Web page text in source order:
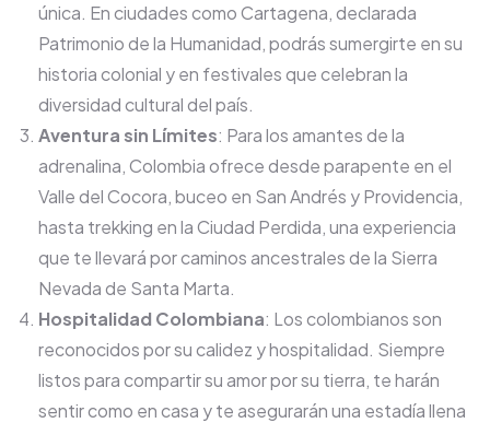
única. En ciudades como Cartagena, declarada
Patrimonio de la Humanidad, podrás sumergirte en su
historia colonial y en festivales que celebran la
diversidad cultural del país.
Aventura sin Límites: Para los amantes de la
adrenalina, Colombia ofrece desde parapente en el
Valle del Cocora, buceo en San Andrés y Providencia,
hasta trekking en la Ciudad Perdida, una experiencia
que te llevará por caminos ancestrales de la Sierra
Nevada de Santa Marta.
Hospitalidad Colombiana: Los colombianos son
reconocidos por su calidez y hospitalidad. Siempre
listos para compartir su amor por su tierra, te harán
sentir como en casa y te asegurarán una estadía llena